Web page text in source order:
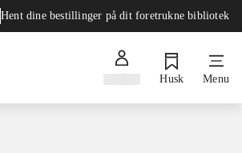
Hent dine bestillinger på dit foretrukne bibliotek
Husk Menu